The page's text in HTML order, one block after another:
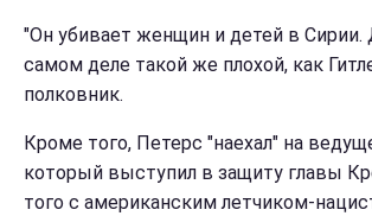
"Он убивает женщин и детей в Сирии.
самом деле такой же плохой, как
полковник.
Кроме того, Петерс "наехал" на
который выступил в защиту главы
того с американским летчиком-